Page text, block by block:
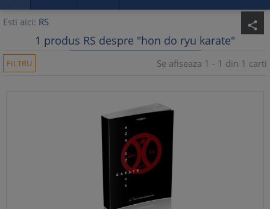
Esti aici: RS share
1 produs RS despre "hon do ryu karate"
FILTRU Se afiseaza 1 - 1 din 1 carti